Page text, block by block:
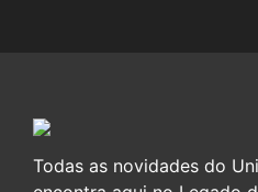
Todas as novidades do